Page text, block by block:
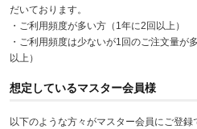
だいております。
・ご利用頻度が多い方（1年に2回以上）
・ご利用頻度は少ないが1回のご注文量が
以上）
想定しているマスター会員様
以下のような方々がマスター会員にご登録